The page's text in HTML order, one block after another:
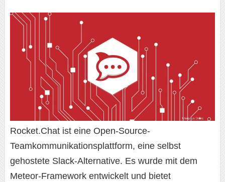
Rocket.Chat ist eine Open-Source-
Teamkommunikationsplattform, eine selbst
gehostete Slack-Alternative. Es wurde mit dem
Meteor-Framework entwickelt und bietet